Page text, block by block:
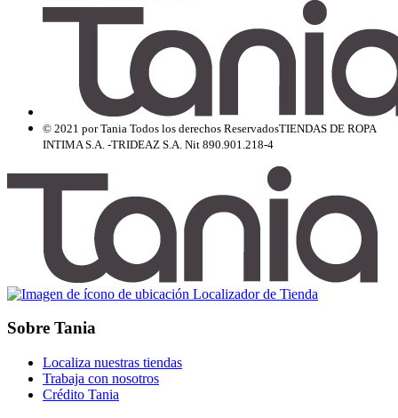
© 2021 por Tania Todos los derechos ReservadosTIENDAS DE ROPA
INTIMA S.A. -TRIDEAZ S.A. Nit 890.901.218-4
Localizador de Tienda
Sobre Tania
Localiza nuestras tiendas
Trabaja con nosotros
Crédito Tania